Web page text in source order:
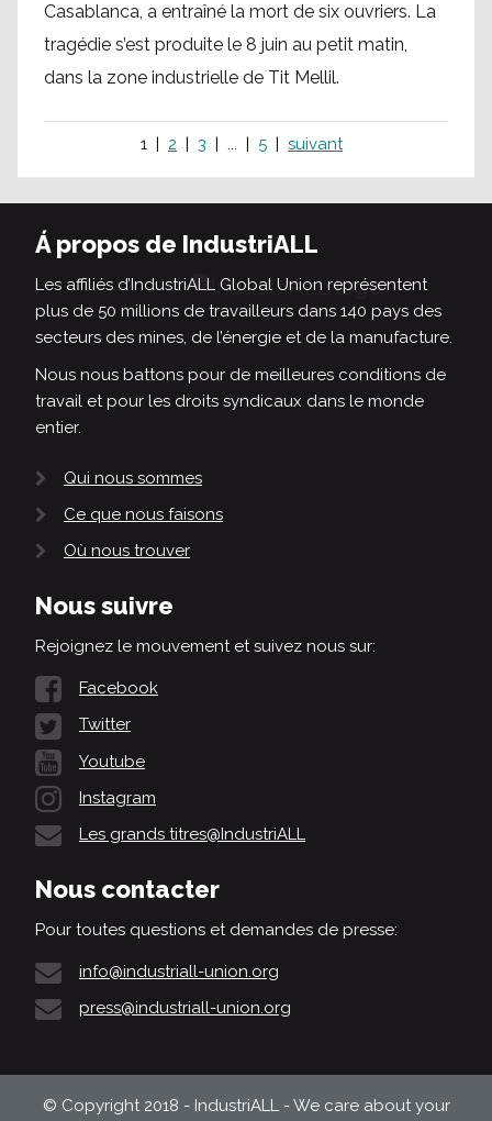
Casablanca, a entraîné la mort de six ouvriers. La
tragédie s’est produite le 8 juin au petit matin,
dans la zone industrielle de Tit Mellil.
1 2 3 ... 5 suivant
Á propos de IndustriALL
Les affiliés d’IndustriALL Global Union représentent
plus de 50 millions de travailleurs dans 140 pays des
secteurs des mines, de l’énergie et de la manufacture.
Nous nous battons pour de meilleures conditions de
travail et pour les droits syndicaux dans le monde
entier.
Qui nous sommes
Ce que nous faisons
Où nous trouver
Nous suivre
Rejoignez le mouvement et suivez nous sur:
Facebook
Twitter
Youtube
Instagram
Les grands titres@IndustriALL
Nous contacter
Pour toutes questions et demandes de presse:
info@industriall-union.org
press@industriall-union.org
© Copyright 2018 - IndustriALL - We care about your